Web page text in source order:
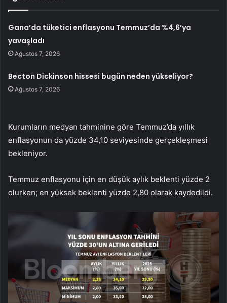
Gana’da tüketici enflasyonu Temmuz’da %4,6’ya
yavaşladı
Ağustos 7, 2026
Becton Dickinson hissesi bugün neden yükseliyor?
Ağustos 7, 2026
Kurumların medyan tahminine göre Temmuz’da yıllık
enflasyonun da yüzde 34,10 seviyesinde gerçekleşmesi
bekleniyor.
Temmuz enflasyonu için en düşük aylık beklenti yüzde 2
olurken; en yüksek beklenti yüzde 2,80 olarak kaydedildi.